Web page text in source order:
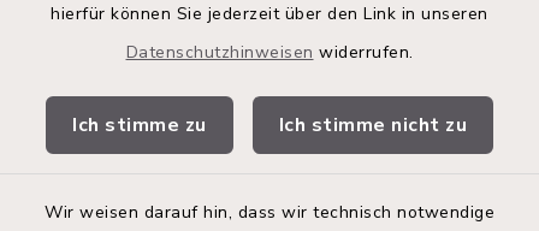
hierfür können Sie jederzeit über den Link in unseren
Datenschutzhinweisen widerrufen.
Ich stimme zu Ich stimme nicht zu
Wir weisen darauf hin, dass wir technisch notwendige
Kita-Portal
Bürgerinformationsbroschüre